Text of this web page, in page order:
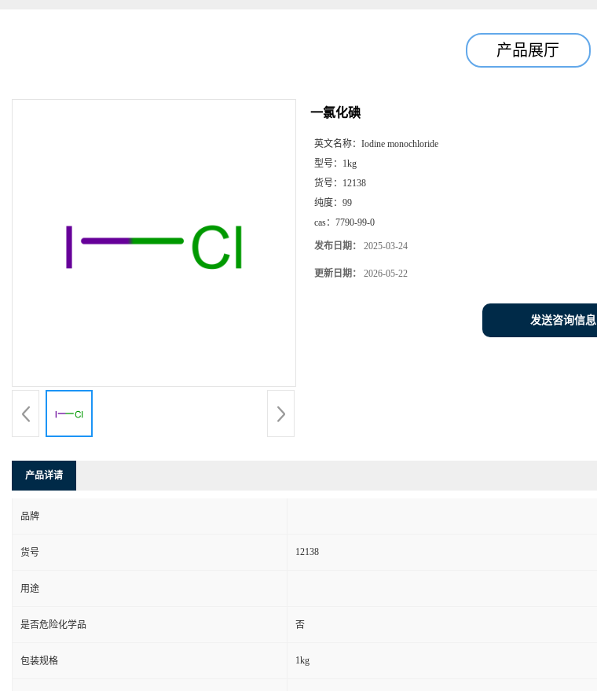
产品展厅
一氯化碘
英文名称： Iodine monochloride
型号： 1kg
货号： 12138
纯度： 99
cas： 7790-99-0
发布日期： 2025-03-24
更新日期： 2026-05-22
发送咨询信息
产品详请
品牌
货号 12138
用途
是否危险化学品 否
包装规格 1kg